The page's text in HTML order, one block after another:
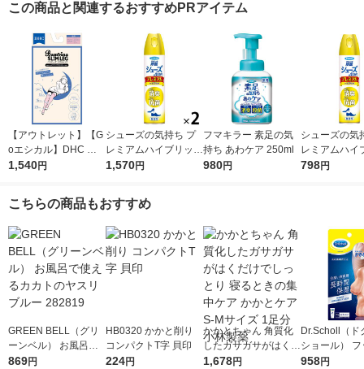
この商品と関連するおすすめPRアイテム
【アウトレット】【G
oエシカル】DHC バ
ンビーナ スリムレッ
とシート付き） 5001
1,540円
シューズの気持ち プ
レミアムハイブリッド
無香性 280ml 2本 フ
1,570円
フマキラー 素足の気
持ち あわケア 250ml
980円
シューズの気
レミアムハイ
280ml 無香性
798円
こちらの商品もおすすめ
GREEN BELL（グリ
ーンベル） お風呂で
使えるカカトのヤスリ
869円
HB0320 かかと削り
コンパクトT字 貝印
224円
かかとちゃん 角質化
したガサガサがはくだ
けでしっとり 寝ると
1,678円
Dr.Scholl（ド
ショール）
ア かかと用
958円